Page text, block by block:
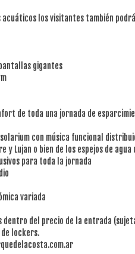
acuáticos los visitantes también
gigantes
de toda una jornada de
solarium con música funcional
y Lujan o bien de los espejos de agua
para toda la jornada
variada
dentro del precio de la entrada
lockers.